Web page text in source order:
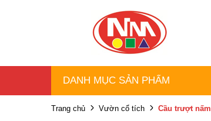
DANH MỤC SẢN PHẨM
Trang chủ Vườn cổ tích Cầu trượt nấm